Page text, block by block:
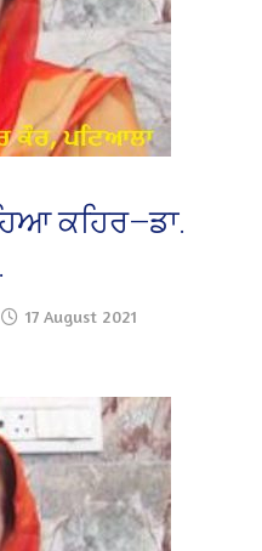
ਕਹਿਰ—ਡਾ.
17 August 2021